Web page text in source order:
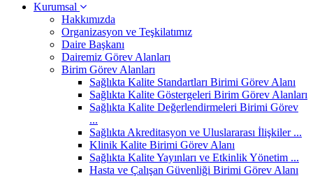
Kurumsal
Hakkımızda
Organizasyon ve Teşkilatımız
Daire Başkanı
Dairemiz Görev Alanları
Birim Görev Alanları
Sağlıkta Kalite Standartları Birimi Görev Alanı
Sağlıkta Kalite Göstergeleri Birim Görev Alanları
Sağlıkta Kalite Değerlendirmeleri Birimi Görev
...
Sağlıkta Akreditasyon ve Uluslararası İlişkiler ...
Klinik Kalite Birimi Görev Alanı
Sağlıkta Kalite Yayınları ve Etkinlik Yönetim ...
Hasta ve Çalışan Güvenliği Birimi Görev Alanı